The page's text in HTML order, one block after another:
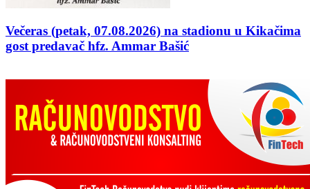
Večeras (petak, 07.08.2026) na stadionu u Kikačima
gost predavač hfz. Ammar Bašić